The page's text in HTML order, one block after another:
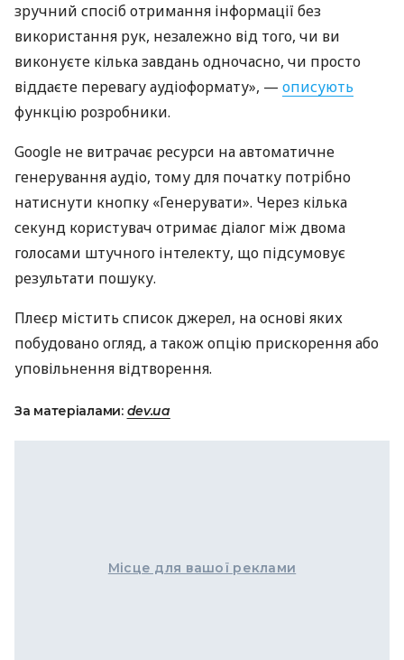
зручний спосіб отримання інформації без
використання рук, незалежно від того, чи ви
виконуєте кілька завдань одночасно, чи просто
віддаєте перевагу аудіоформату», — описують
функцію розробники.
Google не витрачає ресурси на автоматичне
генерування аудіо, тому для початку потрібно
натиснути кнопку «Генерувати». Через кілька
секунд користувач отримає діалог між двома
голосами штучного інтелекту, що підсумовує
результати пошуку.
Плеєр містить список джерел, на основі яких
побудовано огляд, а також опцію прискорення або
уповільнення відтворення.
За матеріалами: dev.ua
Місце для вашої реклами